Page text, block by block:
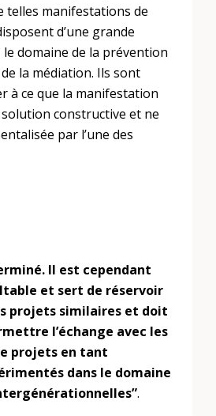
telles manifestations de
d’une grande
le domaine de la prévention
la médiation. Ils sont
à ce que la manifestation
constructive et ne
par l’une des
Il est cependant
et sert de réservoir
projets similaires et doit
l’échange avec les
projets en tant
dans le domaine
.